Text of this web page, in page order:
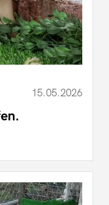
15.05.2026